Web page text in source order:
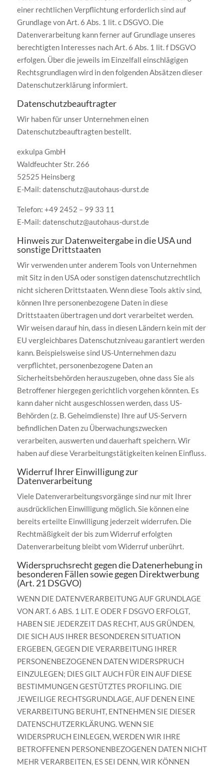
einer rechtlichen Verpflichtung erforderlich sind auf
Grundlage von Art. 6 Abs. 1 lit. c DSGVO. Die
Datenverarbeitung kann ferner auf Grundlage unseres
berechtigten Interesses nach Art. 6 Abs. 1 lit. f DSGVO
erfolgen. Über die jeweils im Einzelfall einschlägigen
Rechtsgrundlagen wird in den folgenden Absätzen dieser
Datenschutzerklärung informiert.
Datenschutz­beauftragter
Wir haben für unser Unternehmen einen
Datenschutzbeauftragten bestellt.
exkulpa GmbH
Waldfeuchter Str. 266
52525 Heinsberg
E-Mail: datenschutz@autohaus-durst.de
Telefon: +49 2452 – 99 33 11
E-Mail: datenschutz@autohaus-durst.de
Hinweis zur Datenweitergabe in die USA und
sonstige Drittstaaten
Wir verwenden unter anderem Tools von Unternehmen
mit Sitz in den USA oder sonstigen datenschutzrechtlich
nicht sicheren Drittstaaten. Wenn diese Tools aktiv sind,
können Ihre personenbezogene Daten in diese
Drittstaaten übertragen und dort verarbeitet werden.
Wir weisen darauf hin, dass in diesen Ländern kein mit der
EU vergleichbares Datenschutzniveau garantiert werden
kann. Beispielsweise sind US-Unternehmen dazu
verpflichtet, personenbezogene Daten an
Sicherheitsbehörden herauszugeben, ohne dass Sie als
Betroffener hiergegen gerichtlich vorgehen könnten. Es
kann daher nicht ausgeschlossen werden, dass US-
Behörden (z. B. Geheimdienste) Ihre auf US-Servern
befindlichen Daten zu Überwachungszwecken
verarbeiten, auswerten und dauerhaft speichern. Wir
haben auf diese Verarbeitungstätigkeiten keinen Einfluss.
Widerruf Ihrer Einwilligung zur
Datenverarbeitung
Viele Datenverarbeitungsvorgänge sind nur mit Ihrer
ausdrücklichen Einwilligung möglich. Sie können eine
bereits erteilte Einwilligung jederzeit widerrufen. Die
Rechtmäßigkeit der bis zum Widerruf erfolgten
Datenverarbeitung bleibt vom Widerruf unberührt.
Widerspruchsrecht gegen die Datenerhebung in
besonderen Fällen sowie gegen Direktwerbung
(Art. 21 DSGVO)
WENN DIE DATENVERARBEITUNG AUF GRUNDLAGE
VON ART. 6 ABS. 1 LIT. E ODER F DSGVO ERFOLGT,
HABEN SIE JEDERZEIT DAS RECHT, AUS GRÜNDEN,
DIE SICH AUS IHRER BESONDEREN SITUATION
ERGEBEN, GEGEN DIE VERARBEITUNG IHRER
PERSONENBEZOGENEN DATEN WIDERSPRUCH
EINZULEGEN; DIES GILT AUCH FÜR EIN AUF DIESE
BESTIMMUNGEN GESTÜTZTES PROFILING. DIE
JEWEILIGE RECHTSGRUNDLAGE, AUF DENEN EINE
VERARBEITUNG BERUHT, ENTNEHMEN SIE DIESER
DATENSCHUTZERKLÄRUNG. WENN SIE
WIDERSPRUCH EINLEGEN, WERDEN WIR IHRE
BETROFFENEN PERSONENBEZOGENEN DATEN NICHT
MEHR VERARBEITEN, ES SEI DENN, WIR KÖNNEN